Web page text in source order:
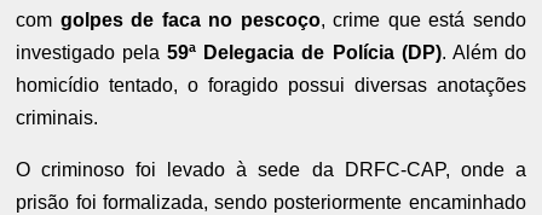
com golpes de faca no pescoço, crime que está sendo
investigado pela59ª Delegacia de Polícia (DP). Além do
homicídio tentado, o foragido possui diversas anotações
criminais.
O criminoso foi levado à sede da DRFC-CAP, onde a
prisão foi formalizada, sendo posteriormente encaminhado